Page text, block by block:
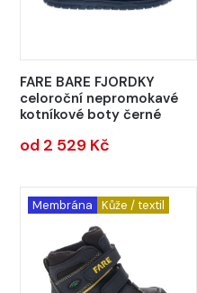
FARE BARE FJORDKY
celoroční nepromokavé
kotníkové boty černé
od 2 529 Kč
Membrána Kůže / textil